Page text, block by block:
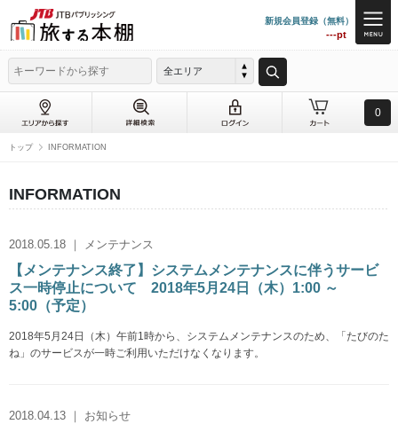
新規会員登録（無料）
---pt
全エリア
0
トップ INFORMATION
INFORMATION
2018.05.18 ｜ メンテナンス
【メンテナンス終了】システムメンテナンスに伴うサービ
ス一時停止について 2018年5月24日（木）1:00 ～
5:00（予定）
2018年5月24日（木）午前1時から、システムメンテナンスのため、「たびのた
ね」のサービスが一時ご利用いただけなくなります。
2018.04.13 ｜ お知らせ